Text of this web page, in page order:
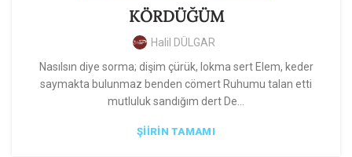
KÖRDÜĞÜM
Halil DÜLGAR
Nasılsın diye sorma; dişim çürük, lokma sert Elem, keder
saymakta bulunmaz benden cömert Ruhumu talan etti
mutluluk sandığım dert De...
ŞIIRIN TAMAMI